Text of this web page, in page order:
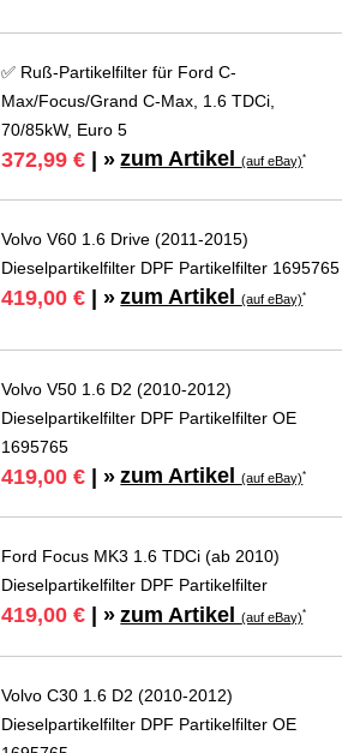
✅ Ruß-Partikelfilter für Ford C-
Max/Focus/Grand C-Max, 1.6 TDCi,
70/85kW, Euro 5
372,99 € | » zum Artikel(auf eBay)*
Volvo V60 1.6 Drive (2011-2015)
Dieselpartikelfilter DPF Partikelfilter 1695765
419,00 € | » zum Artikel(auf eBay)*
Volvo V50 1.6 D2 (2010-2012)
Dieselpartikelfilter DPF Partikelfilter OE
1695765
419,00 € | » zum Artikel(auf eBay)*
Ford Focus MK3 1.6 TDCi (ab 2010)
Dieselpartikelfilter DPF Partikelfilter
419,00 € | » zum Artikel(auf eBay)*
Volvo C30 1.6 D2 (2010-2012)
Dieselpartikelfilter DPF Partikelfilter OE